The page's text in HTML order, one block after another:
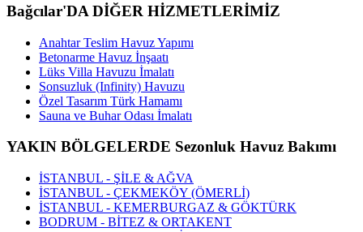
Bağcılar'DA DİĞER HİZMETLERİMİZ
Anahtar Teslim Havuz Yapımı
Betonarme Havuz İnşaatı
Lüks Villa Havuzu İmalatı
Sonsuzluk (Infinity) Havuzu
Özel Tasarım Türk Hamamı
Sauna ve Buhar Odası İmalatı
YAKIN BÖLGELERDE Sezonluk Havuz Bakımı
İSTANBUL - ŞİLE & AĞVA
İSTANBUL - ÇEKMEKÖY (ÖMERLİ)
İSTANBUL - KEMERBURGAZ & GÖKTÜRK
BODRUM - BİTEZ & ORTAKENT